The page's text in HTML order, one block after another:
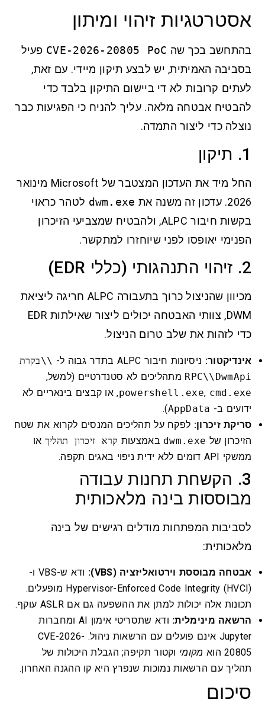
אסטרטגיות זיהוי ומיתון
בהתחשב בכך שה CVE-2026-20805 PoC פעיל
בסביבה האמיתית, יש לבצע תיקון מיידי. עם זאת,
לעתים קרובות לא די ביישום התיקון בלבד כדי
להבטיח אבטחה מלאה. עליך להניח כי הפגיעות כבר
נוצלה כדי ליצור התמדה.
1. תיקון
החל מיד את העדכון המצטבר של Microsoft מינואר
2026. עדכון זה משנה את
dwm.exe לטהר כראוי
בקשות חיבור ALPC, ולהבטיח שמצביעי הזיכרון
הפנימי יאופסו לפני שיוחזרו למתקשר.
2. זיהוי התנהגותי (כללי EDR)
מכיוון שהניצול כרוך בתעבורה ALPC חריגה ליציאת
DWM, צוותי האבטחה יכולים ליצור שאילתות EDR
כדי לזהות את שלב טרום הניצול.
אינדיקטור: ניסיונות חיבור ALPC בתדר גבוה ל-
\\בקרת
RPC\\DwmApi מתהליכים לא סטנדרטיים (למשל,
powershell.exe, cmd.exe
, או קבצים בינאריים לא
ידועים ב- AppData
).
סריקת זיכרון: לפקח על תהליכים המנסים לקרוא את שטח
הזיכרון של dwm.exe באמצעות קרא זיכרון תהליך או
ממשקי API דומים ללא ידית ניפוי באגים תקפה.
3. הקשחת תחנות עבודה
מבוססות בינה מלאכותית
לסביבות המפתחות מודלים רגישים של בינה
מלאכותית:
אבטחה מבוססת וירטואליזציה (VBS):
ודא ש-VBS ו-
Hypervisor-Enforced Code Integrity (HVCI) מופעלים.
תכונות אלה יכולות למתן את ההשפעה גם אם ASLR עוקף.
הרשאה מינימלית:
ודא שתסריטי אימון AI ומחברות
Jupyter אינם פועלים עם הרשאות ניהול. CVE-2026-
20805 הוא
מקומי וקטור תקיפה; הגבלת היכולות של
תהליך עם הרשאות נמוכות שנפרץ היא קו ההגנה האחרון.
סיכום